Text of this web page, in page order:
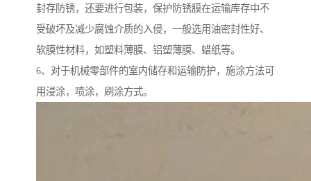
封存防锈，还要进行包装，保护防锈膜在运输库存中不
受破坏及减少腐蚀介质的入侵，一般选用油密封性好、
软膜性材料，如塑料薄膜、铝塑薄膜、蜡纸等。
6、对于机械零部件的室内储存和运输防护，施涂方法可
用浸涂，喷涂，刷涂方式。